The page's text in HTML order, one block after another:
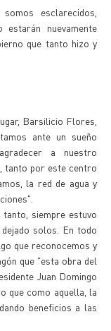
esclarecidos,
nuevamente
que tanto hizo y
Barsilicio Flores,
ante un sueño
a nuestro
tanto por este centro
la red de agua y
siempre estuvo
solos. En todo
que reconocemos y
que "esta obra del
Juan Domingo
que como aquella, la
beneficios a las